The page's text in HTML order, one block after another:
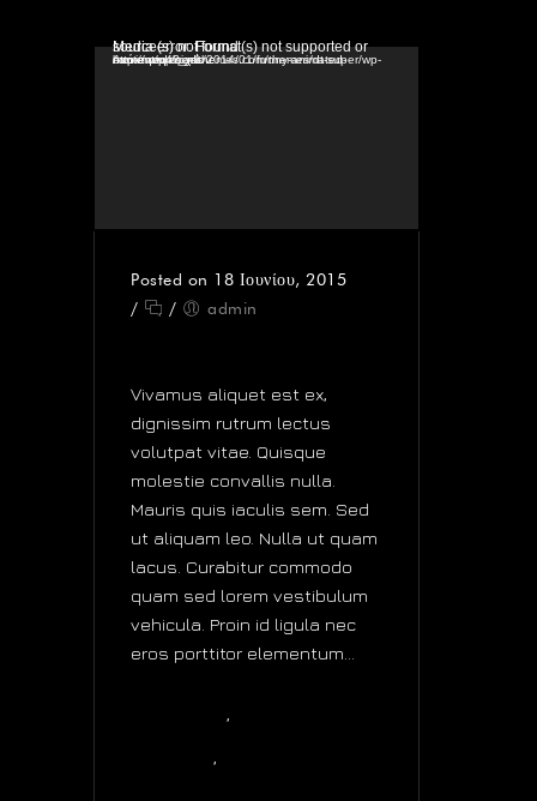
Πρόγραμμα Αναπαραγωγής Βίντεο
Media error: Format(s) not supported or source(s) not found
Ανάκτηση αρχείου: http://wedesignthemes.com/themes/dt-super/wp-content/uploads/2014/01/funny-animated-movie.mp4?_=1
Posted on 18 Ιουνίου, 2015
/
/ admin
Vivamus aliquet est ex,
dignissim rutrum lectus
volutpat vitae. Quisque
molestie convallis nulla.
Mauris quis iaculis sem. Sed
ut aliquam leo. Nulla ut quam
lacus. Curabitur commodo
quam sed lorem vestibulum
vehicula. Proin id ligula nec
eros porttitor elementum...
,
,